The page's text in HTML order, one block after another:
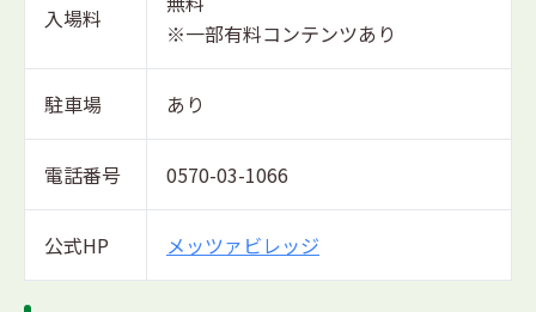
入場料
※一部有料コンテンツあり
駐車場 あり
電話番号 0570-03-1066
公式HP メッツァビレッジ